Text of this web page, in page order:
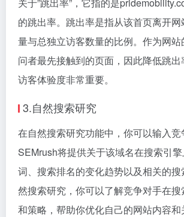
的跳出率。跳出率是指从该首页离开
量与总独立访客数量的比例。作为网
问者最先接触到的页面，因此降低跳
访客体验度非常重要。
3.自然搜索研究
在自然搜索研究功能中，你可以输入竞
SEMrush将提供关于该域名在搜索引
词、搜索排名的变化趋势以及相关的搜
然搜索研究，你可以了解竞争对手在
和策略，帮助你优化自己的网站内容和